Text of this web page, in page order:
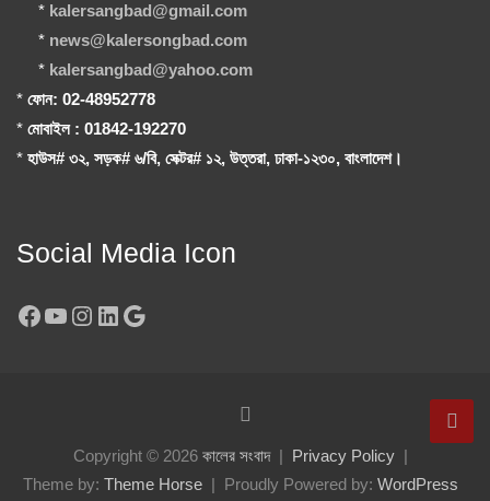
* kalersangbad@gmail.com
* news@kalersongbad.com
* kalersangbad@yahoo.com
* ফোন: 02-48952778
* মোবাইল : 01842-192270
* হাউস# ৩২, সড়ক# ৬/বি, সেক্টর# ১২, উত্তরা, ঢাকা-১২৩০, বাংলাদেশ।
Social Media Icon
Facebook
YouTube
Instagram
LinkedIn
Google
Copyright © 2026 কালের সংবাদ
Privacy Policy
Theme by: Theme Horse Proudly Powered by: WordPress